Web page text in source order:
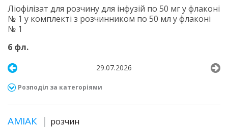
Ліофілізат для розчину для інфузій по 50 мг у флаконі
№ 1 у комплекті з розчинником по 50 мл у флаконі
№ 1
6 фл.
29.07.2026
Розподіл за категоріями
АМІАК
розчин